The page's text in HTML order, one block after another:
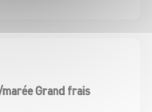
Grand frais